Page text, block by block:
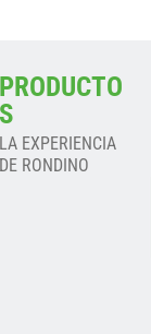
PRODUCTO
S
LA EXPERIENCIA
DE RONDINO